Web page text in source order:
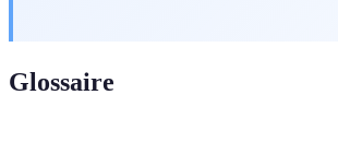
Glossaire